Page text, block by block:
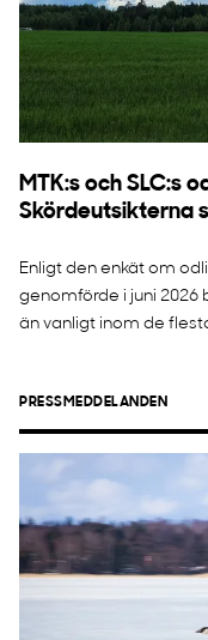
MTK:s och SLC:s
Skördeutsikterna
Enligt den enkät om
genomförde i juni 2026
än vanligt inom de
PRESSMEDDELANDEN